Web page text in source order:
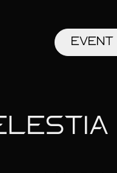
EVENT